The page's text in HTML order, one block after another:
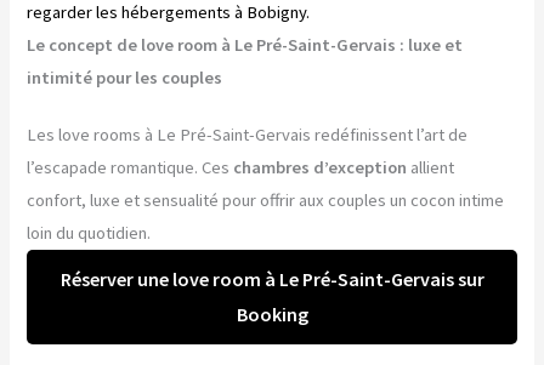
regarder les hébergements à Bobigny.
Le concept de love room à Le Pré-Saint-Gervais : luxe et
intimité pour les couples
Les love rooms à Le Pré-Saint-Gervais redéfinissent l’art de
l’escapade romantique. Ces chambres d’exception allient
confort, luxe et sensualité pour offrir aux couples un cocon intime
loin du quotidien.
Réserver une love room à Le Pré-Saint-Gervais sur
Booking